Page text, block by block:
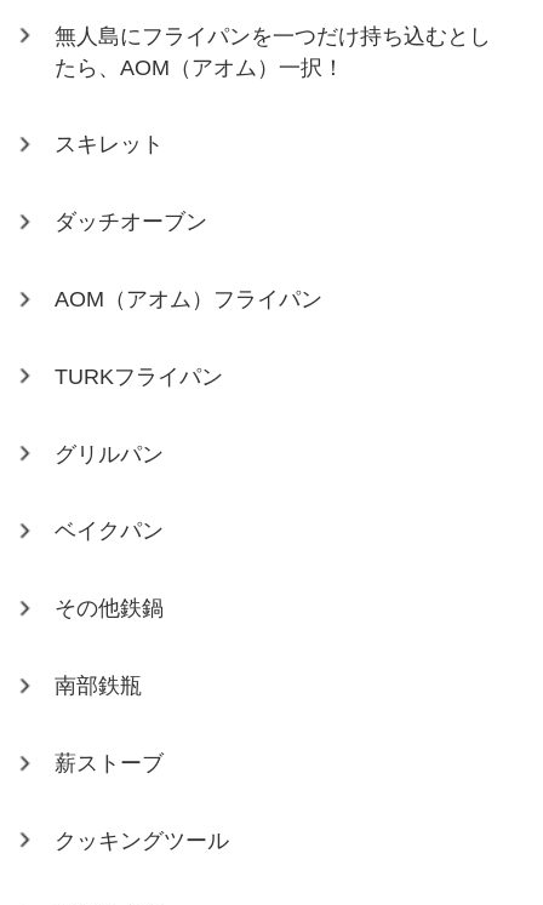
無人島にフライパンを一つだけ持ち込むとし
たら、AOM（アオム）一択！
スキレット
ダッチオーブン
AOM（アオム）フライパン
TURKフライパン
グリルパン
ベイクパン
その他鉄鍋
南部鉄瓶
薪ストーブ
クッキングツール